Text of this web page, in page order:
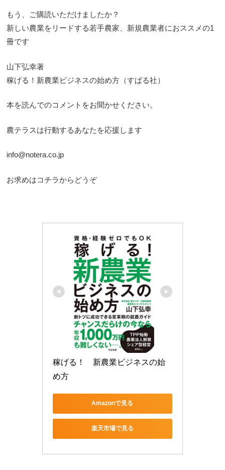
もう、ご購読いただけましたか？
新しい農業をリードする若手農家、新規農業者におススメの1
冊です
山下弘幸著
稼げる！新農業ビジネスの始め方（すばる社）
本を読んでのコメントをお聞かせください。
農テラスは行動するあなたを応援します
info@notera.co.jp
お求めはコチラからどうぞ
稼げる！　新農業ビジネスの始
め方
Amazonで見る
楽天市場で見る